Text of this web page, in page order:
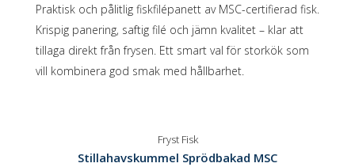
Praktisk och pålitlig fiskfilépanett av MSC-certifierad fisk.
Krispig panering, saftig filé och jämn kvalitet – klar att
tillaga direkt från frysen. Ett smart val för storkök som
vill kombinera god smak med hållbarhet.
Fryst Fisk
Stillahavskummel Sprödbakad MSC